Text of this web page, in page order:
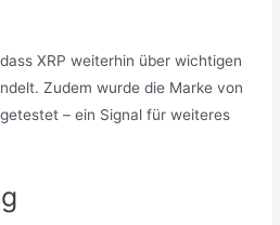
XRP weiterhin über wichtigen
Zudem wurde die Marke von
– ein Signal für weiteres